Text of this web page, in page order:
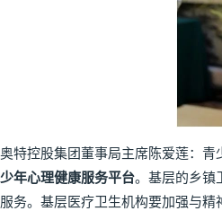
控股集团董事局主席陈爱莲：青
年心理健康服务平台。基层的乡镇
务。基层医疗卫生机构要加强与